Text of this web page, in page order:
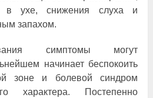
в ухе, снижения слуха и
запахом.
симптомы могут
начинает беспокоить
зоне и болевой синдром
характера. Постепенно